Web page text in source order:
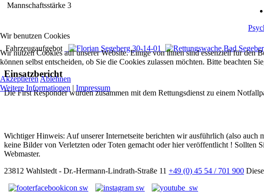
Mannschaftsstärke 3
Fahrzeugaufgebot
Einsatzbericht
Die First Responder wurden zusammen mit dem Rettungsdienst zu einem
Wichtiger Hinweis: Auf unserer Internetseite berichten wir ausführlich (also auch
keine Bilder von Verletzten oder Toten gemacht oder hier veröffentlicht ! Sollten
Webmaster.
23812 Wahlstedt - Dr.-Hermann-Lindrath-Straße 11 +49 (0) 45 54 / 701 900
Wir benutzen Cookies
Wir nutzen Cookies auf unserer Website. Einige von ihnen sind essenziell für den
können selbst entscheiden, ob Sie die Cookies zulassen möchten. Bitte beachten
AkzeptierenAblehnen
Weitere Informationen | Impressum